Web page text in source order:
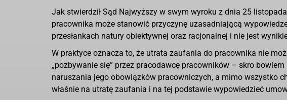
Jak stwierdził Sąd Najwyższy w swym wyroku z dnia 25
pracownika może stanowić przyczynę uzasadniającą
przesłankach natury obiektywnej oraz racjonalnej i nie jest
W praktyce oznacza to, że utrata zaufania do pracownika nie
„pozbywanie się” przez pracodawcę pracowników – skro
naruszania jego obowiązków pracowniczych, a mimo wszystko
właśnie na utratę zaufania i na tej podstawie wypowiedzieć